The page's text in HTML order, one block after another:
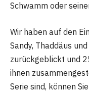
Schwamm oder
Wir haben auf den
Sandy, Thaddäus
zurückgeblickt und
ihnen
Serie sind, können